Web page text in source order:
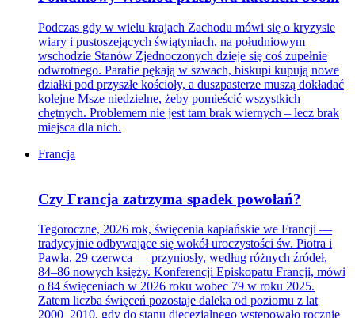
Podczas gdy w wielu krajach Zachodu mówi się o kryzysie
wiary i pustoszejących świątyniach, na południowym
wschodzie Stanów Zjednoczonych dzieje się coś zupełnie
odwrotnego. Parafie pękają w szwach, biskupi kupują nowe
działki pod przyszłe kościoły, a duszpasterze muszą dokładać
kolejne Msze niedzielne, żeby pomieścić wszystkich
chętnych. Problemem nie jest tam brak wiernych – lecz brak
miejsca dla nich.
Francja
Czy Francja zatrzyma spadek powołań?
Tegoroczne, 2026 rok, święcenia kapłańskie we Francji —
tradycyjnie odbywające się wokół uroczystości św. Piotra i
Pawła, 29 czerwca — przyniosły, według różnych źródeł,
84–86 nowych księży. Konferencji Episkopatu Francji, mówi
o 84 święceniach w 2026 roku wobec 79 w roku 2025.
Zatem liczba święceń pozostaje daleka od poziomu z lat
2000–2010, gdy do stanu diecezjalnego wstępowało rocznie